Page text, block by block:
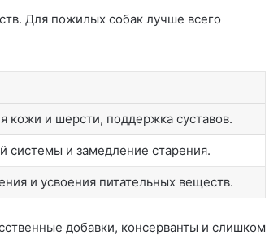
Для пожилых собак лучше всего
кожи и шерсти, поддержка суставов.
системы и замедление старения.
и усвоения питательных веществ.
добавки, консерванты и слишком